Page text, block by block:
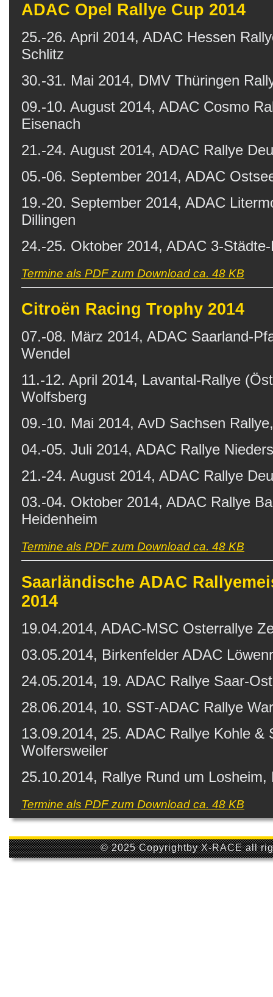
ADAC Opel Rallye Cup 2014
25.-26. April 2014, ADAC Hessen
Schlitz
30.-31. Mai 2014, DMV Thüringen
09.-10. August 2014, ADAC Cosmo
Eisenach
21.-24. August 2014, ADAC Rallye
05.-06. September 2014, ADAC
19.-20. September 2014, ADAC
Dillingen
24.-25. Oktober 2014, ADAC 3-
Termine als PDF zum Download ca. 48 KB
Citroën Racing Trophy 2014
07.-08. März 2014, ADAC Saarland-
Wendel
11.-12. April 2014, Lavantal-Rallye
Wolfsberg
09.-10. Mai 2014, AvD Sachsen
04.-05. Juli 2014, ADAC Rallye
21.-24. August 2014, ADAC Rallye
03.-04. Oktober 2014, ADAC Rallye
Heidenheim
Termine als PDF zum Download ca. 48 KB
Saarländische ADAC
2014
19.04.2014, ADAC-MSC Osterrallye
03.05.2014, Birkenfelder ADAC
24.05.2014, 19. ADAC Rallye Saar-
28.06.2014, 10. SST-ADAC Rallye
13.09.2014, 25. ADAC Rallye Kohle &
Wolfersweiler
25.10.2014, Rallye Rund um Losheim,
Termine als PDF zum Download ca. 48 KB
© 2025 Copyrightby X-RACE all